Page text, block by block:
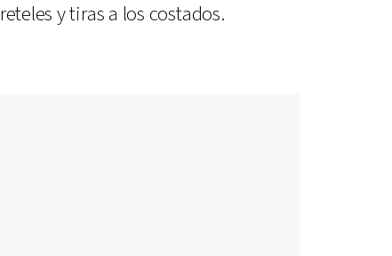
y tiras a los costados.